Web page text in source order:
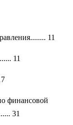
11
11
финансовой
31